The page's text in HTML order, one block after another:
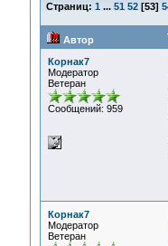
Страниц: 1 ... 51 52[53]
Автор
Корнак7
Модератор
Ветеран
Сообщений: 959
Корнак7
Модератор
Ветеран